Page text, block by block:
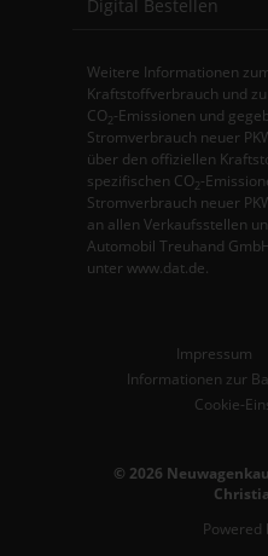
Digital Bestellen
Weitere Informationen
Kraftstoffverbrauch und
CO2-Emissionen und
Stromverbrauch neuer
über den offiziellen
spezifischen CO2-
Stromverbrauch neuer
an allen Verkaufsstellen
Automobil Treuhand
unter www.dat.de.
Impressum
Informationen zur
Cookie-
© 2026
Powered